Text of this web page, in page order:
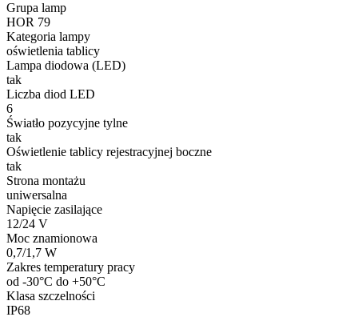
Grupa lamp
HOR 79
Kategoria lampy
oświetlenia tablicy
Lampa diodowa (LED)
tak
Liczba diod LED
6
Światło pozycyjne tylne
tak
Oświetlenie tablicy rejestracyjnej boczne
tak
Strona montażu
uniwersalna
Napięcie zasilające
12/24 V
Moc znamionowa
0,7/1,7 W
Zakres temperatury pracy
od -30°C do +50°C
Klasa szczelności
IP68